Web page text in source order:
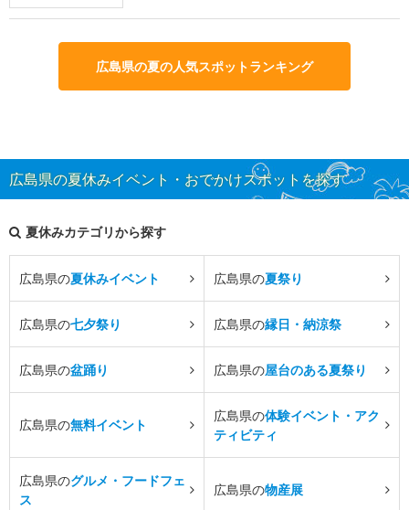
広島県の夏の人気スポットランキング
広島県の夏休みイベント・おでかけスポットを探す
夏休みカテゴリから探す
広島県の夏休みイベント 広島県の夏祭り
広島県の七夕祭り 広島県の縁日・納涼祭
広島県の盆踊り 広島県の屋台のある夏祭り
広島県の無料イベント
広島県の体験イベント・アク
ティビティ
広島県のグルメ・フードフェ
ス
広島県の物産展